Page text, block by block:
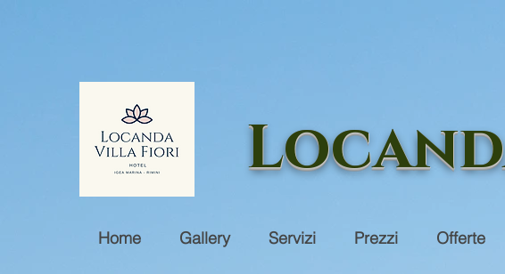
Home Gallery Servizi Prezzi Offerte